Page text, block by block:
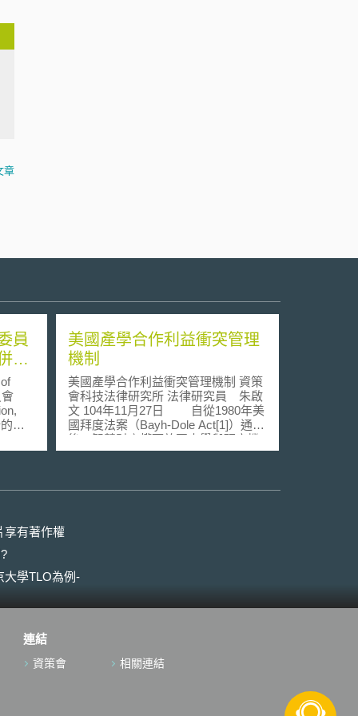
章
員
指
與
首
容旨
何評
合
垂直
of
直議
合
美國產學合作利益衝突管理
機制
美國產學合作利益衝突管理機制 資策
會科技法律研究所 法律研究員 朱啟
文 104年11月27日 自從1980年美
國拜度法案（Bayh-Dole Act[1]）通過
後，智慧財產權下放至大學與研究機
構，大學有權自主把智慧財產授權予
人員、大學教授在技術移轉或研發成
果商品化過程中，應該扮演的角色及
策規定的不周全、認知的不一致，而
務、技術移轉、贊助研究、臨床試
驗、科研採購、師生指導關係、機構
享有著作權
大學TLO為例-
連結
資策會 相關連結